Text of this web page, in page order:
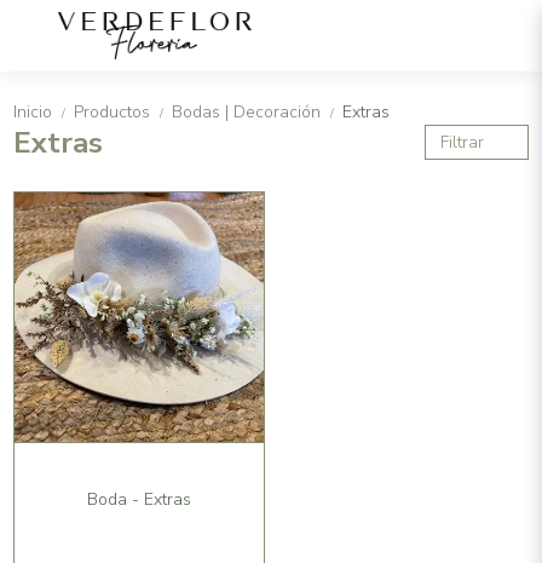
Inicio / Productos / Bodas | Decoración / Extras
Extras Filtrar
Boda - Extras